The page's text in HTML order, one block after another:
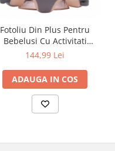
Fotoliu Din Plus Pentru
Bebelusi Cu Activitati
Soricel, gri
144,99 Lei
ADAUGA IN COS